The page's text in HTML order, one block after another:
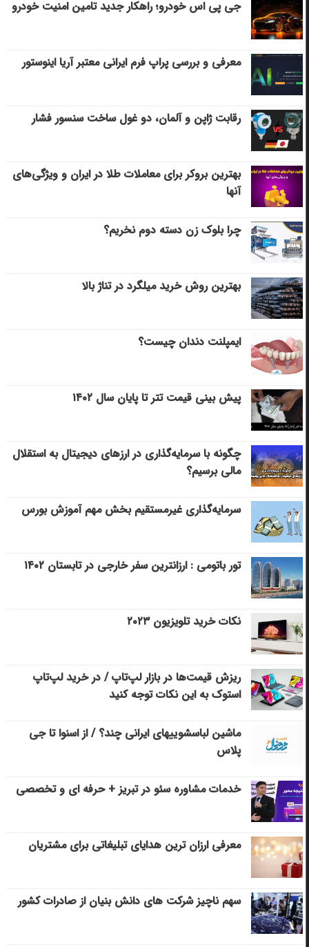
جی پی اس خودرو؛ راهکار جدید تامین امنیت خودرو
معرفی و بررسی پراپ فرم ایرانی معتبر آریا اینوستور
رقابت ژاپن و آلمان، دو غول ساخت سنسور فشار
بهترین بروکر برای معاملات طلا در ایران و ویژگی‌های
آنها
چرا بلوک زن دسته دوم نخریم؟
بهترین روش خرید میلگرد در تناژ بالا
ایمپلنت دندان چیست؟
پیش بینی قیمت تتر تا پایان سال ۱۴۰۲
چگونه با سرمایه‌گذاری در ارزهای دیجیتال به استقلال
مالی برسیم؟
سرمایه‌گذاری غیرمستقیم بخش مهم آموزش بورس
تور باتومی : ارزانترین سفر خارجی در تابستان ۱۴۰۲
نکات خرید تلویزیون ۲۰۲۳
ریزش قیمت‌ها در بازار لپ‌تاپ / در خرید لپ‌تاپ
استوک به این نکات توجه کنید
ماشین لباسشویی‎های ایرانی چند؟ / از اسنوا تا جی
پلاس
خدمات مشاوره سئو در تبریز + حرفه ای و تخصصی
معرفی ارزان ترین هدایای تبلیغاتی برای مشتریان
سهم ناچیز شرکت های دانش بنیان از صادرات کشور